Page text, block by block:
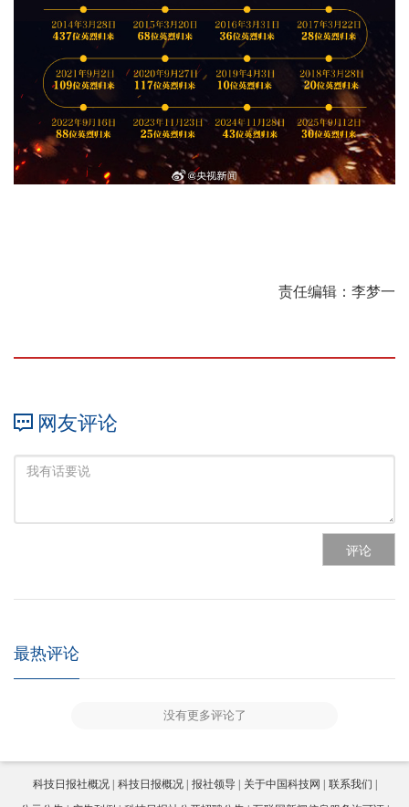
责任编辑：李梦一
网友评论
评论
最热评论
没有更多评论了
科技日报社概况 科技日报概况 报社领导 关于中国科技网
联系我们